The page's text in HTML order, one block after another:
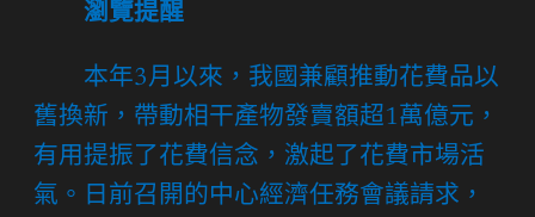
瀏覽提醒
本年3月以來，我國兼顧推動花費品以
舊換新，帶動相干產物發賣額超1萬億元，
有用提振了花費信念，激起了花費市場活
氣。日前召開的中心經濟任務會議請求，